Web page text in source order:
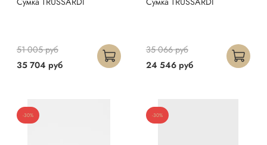
35 704 руб
51 005 руб
24 546 руб
35 066 руб
-30% -30%